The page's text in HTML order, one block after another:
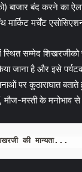
बाजार बंद करने का
मर्चेंट
सम्मेद
जाना है और इसे
पर कुठाराघात
मौज-मस्ती के मनोभाव
की मान्यता...